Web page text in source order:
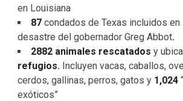
en Louisiana
87 condados de Texas incluidos en
desastre del gobernador Greg Abbot.
2882 animales rescatados y
refugios. Incluyen vacas, caballos,
cerdos, gallinas, perros, gatos y 1,024
exóticos”